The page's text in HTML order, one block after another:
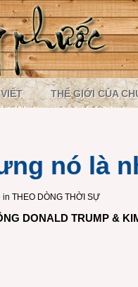
THẾ GIỚI CỦA
nó là
in THEO DÒNG THỜI SỰ
DONALD TRUMP &